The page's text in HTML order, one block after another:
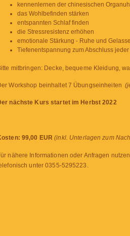
kennenlernen der chinesischen
das Wohlbefinden stärken
entspannten Schlaf finden
die Stressresistenz erhöhen
emotionale Stärkung - Ruhe und
Tiefenentspannung zum Abschluss
mitbringen: Decke, bequeme Kleidung,
Workshop beinhaltet 7 Übungseinheiten
nächste Kurs startet im Herbst 2022
99,00 EUR (inkl. Unterlagen zum
nähere Informationen oder Anfragen
unter 0355-5295223.